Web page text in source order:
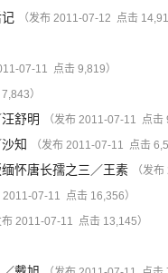
（发布 2011-07-12 点击
07-11 点击 9,819）
）
汪舒明 （发布 2011-07-11 点击
沙知 （发布 2011-07-11 点击
怀唐长孺之三 ／王素 （发
2011-07-11 点击 16,356）
布 2011-07-11 点击 13,145）